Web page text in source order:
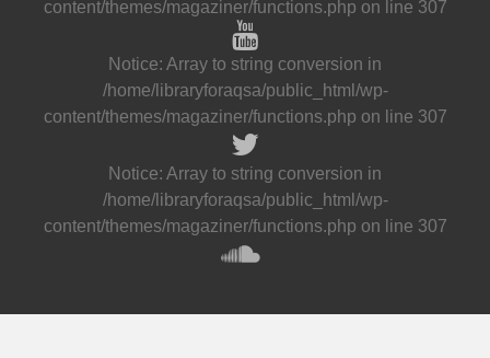
content/themes/magaziner/functions.php on line 307
Notice: Array to string conversion in
/home/libraryforaqsa/public_html/wp-
content/themes/magaziner/functions.php on line 307
Notice: Array to string conversion in
/home/libraryforaqsa/public_html/wp-
content/themes/magaziner/functions.php on line 307